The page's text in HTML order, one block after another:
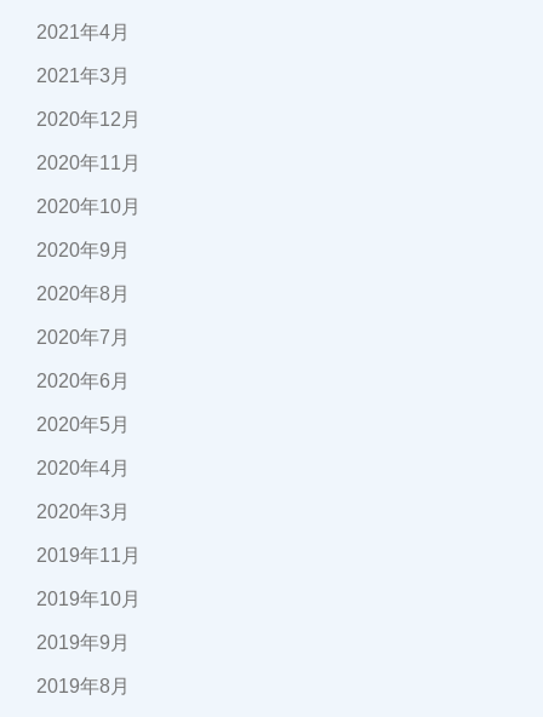
2021年4月
2021年3月
2020年12月
2020年11月
2020年10月
2020年9月
2020年8月
2020年7月
2020年6月
2020年5月
2020年4月
2020年3月
2019年11月
2019年10月
2019年9月
2019年8月